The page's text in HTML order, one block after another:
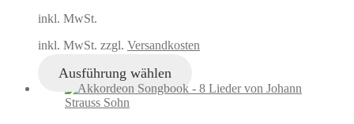
inkl. MwSt.
inkl. MwSt. zzgl. Versandkosten
Ausführung wählen